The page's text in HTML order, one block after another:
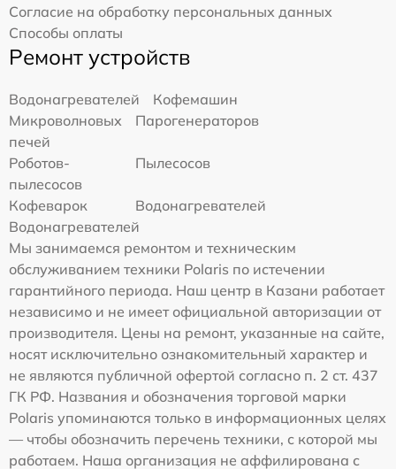
Согласие на обработку персональных данных
Способы оплаты
Ремонт устройств
Водонагревателей
Кофемашин
Микроволновых
печей
Парогенераторов
Роботов-
пылесосов
Пылесосов
Кофеварок
Водонагревателей
Водонагревателей
Мы занимаемся ремонтом и техническим
обслуживанием техники Polaris по истечении
гарантийного периода. Наш центр в Казани работает
независимо и не имеет официальной авторизации от
производителя. Цены на ремонт, указанные на сайте,
носят исключительно ознакомительный характер и
не являются публичной офертой согласно п. 2 ст. 437
ГК РФ. Названия и обозначения торговой марки
Polaris упоминаются только в информационных целях
— чтобы обозначить перечень техники, с которой мы
работаем. Наша организация не аффилирована с